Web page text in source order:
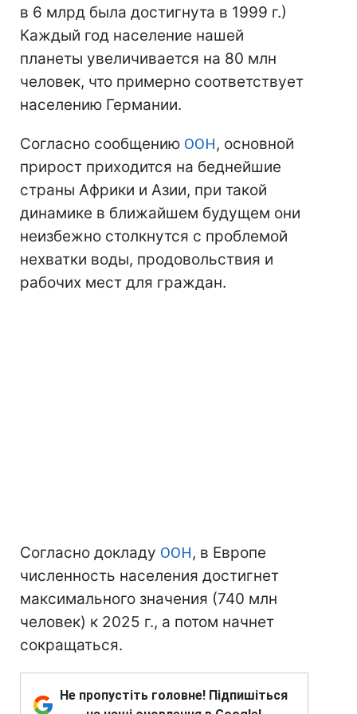
в 6 млрд была достигнута в 1999 г.)
Каждый год население нашей
планеты увеличивается на 80 млн
человек, что примерно соответствует
населению Германии.
Согласно сообщению ООН, основной
прирост приходится на беднейшие
страны Африки и Азии, при такой
динамике в ближайшем будущем они
неизбежно столкнутся с проблемой
нехватки воды, продовольствия и
рабочих мест для граждан.
Согласно докладу ООН, в Европе
численность населения достигнет
максимального значения (740 млн
человек) к 2025 г., а потом начнет
сокращаться.
Не пропустіть головне! Підпишіться